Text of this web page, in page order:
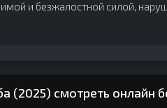
и безжалостной силой,
(2025) смотреть онлайн